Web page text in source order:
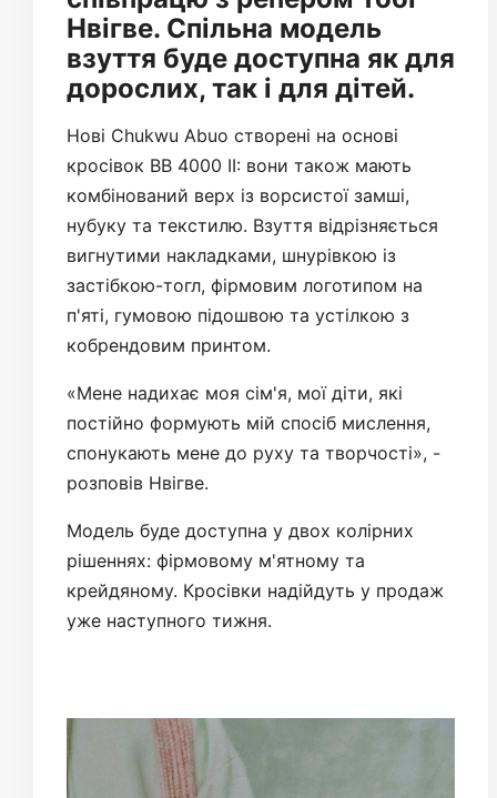
Нвігве. Спільна модель
взуття буде доступна як для
дорослих, так і для дітей.
Нові Chukwu Abuo створені на основі
кросівок BB 4000 II: вони також мають
комбінований верх із ворсистої замші,
нубуку та текстилю. Взуття відрізняється
вигнутими накладками, шнурівкою із
застібкою-тогл, фірмовим логотипом на
п'яті, гумовою підошвою та устілкою з
кобрендовим принтом.
«Мене надихає моя сім'я, мої діти, які
постійно формують мій спосіб мислення,
спонукають мене до руху та творчості», -
розповів Нвігве.
Модель буде доступна у двох колірних
рішеннях: фірмовому м'ятному та
крейдяному. Кросівки надійдуть у продаж
уже наступного тижня.